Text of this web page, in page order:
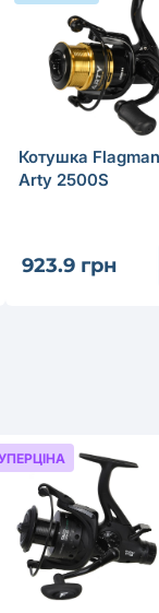
Котушка
Arty 2500S
923.9 грн